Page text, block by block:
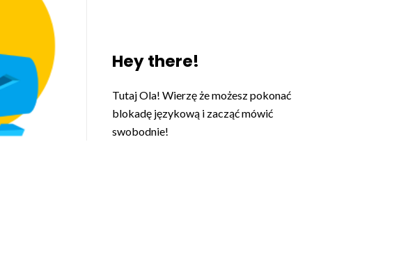
Hey there!
Tutaj Ola! Wierzę że możesz pokonać
blokadę językową i zacząć mówić
swobodnie!